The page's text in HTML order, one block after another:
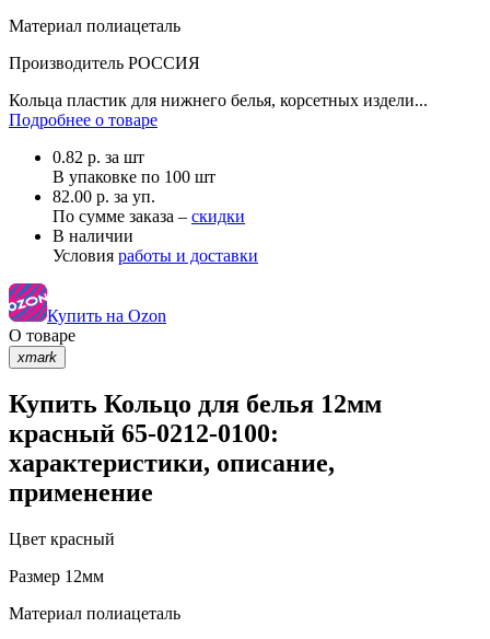
Материал полиацеталь
Производитель РОССИЯ
Кольца пластик для нижнего белья, корсетных издели...
Подробнее о товаре
0.82 р. за шт
В упаковке по 100 шт
82.00 р. за уп.
По сумме заказа – скидки
В наличии
Условия работы и доставки
Купить на Ozon
О товаре
xmark
Купить Кольцо для белья 12мм
красный 65-0212-0100:
характеристики, описание,
применение
Цвет красный
Размер 12мм
Материал полиацеталь